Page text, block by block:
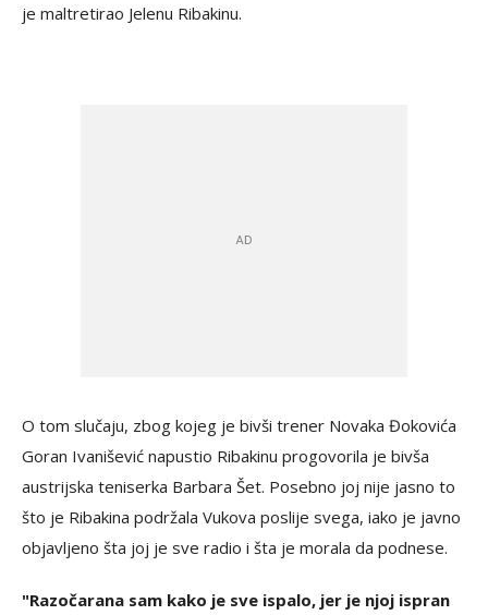
je maltretirao Jelenu Ribakinu.
O tom slučaju, zbog kojeg je bivši trener Novaka Đokovića
Goran Ivanišević napustio Ribakinu progovorila je bivša
austrijska teniserka Barbara Šet. Posebno joj nije jasno to
što je Ribakina podržala Vukova poslije svega, iako je javno
objavljeno šta joj je sve radio i šta je morala da podnese.
"Razočarana sam kako je sve ispalo, jer je njoj ispran